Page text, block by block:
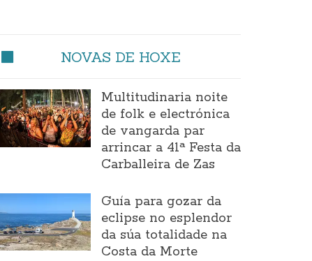
NOVAS DE HOXE
Multitudinaria noite
de folk e electrónica
de vangarda par
arrincar a 41ª Festa da
Carballeira de Zas
Guía para gozar da
eclipse no esplendor
da súa totalidade na
Costa da Morte